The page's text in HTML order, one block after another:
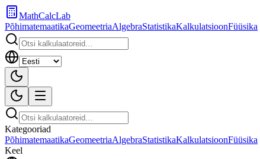
MathCalcLab
PõhimatemaatikaGeomeetriaAlgebraStatistikaKalkulatsioonFüüsika
Kategooriad
PõhimatemaatikaGeomeetriaAlgebraStatistikaKalkulatsioonFüüsika
Keel